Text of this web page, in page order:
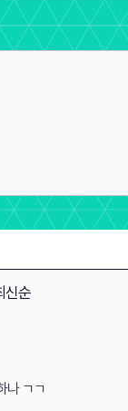
신순
나 ㄱㄱ